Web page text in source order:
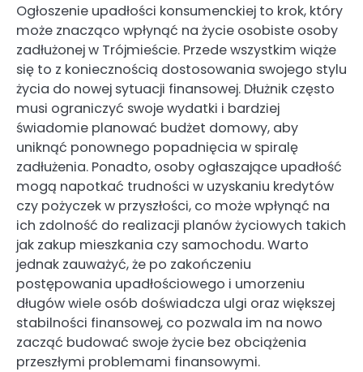
Ogłoszenie upadłości konsumenckiej to krok, który
może znacząco wpłynąć na życie osobiste osoby
zadłużonej w Trójmieście. Przede wszystkim wiąże
się to z koniecznością dostosowania swojego stylu
życia do nowej sytuacji finansowej. Dłużnik często
musi ograniczyć swoje wydatki i bardziej
świadomie planować budżet domowy, aby
uniknąć ponownego popadnięcia w spiralę
zadłużenia. Ponadto, osoby ogłaszające upadłość
mogą napotkać trudności w uzyskaniu kredytów
czy pożyczek w przyszłości, co może wpłynąć na
ich zdolność do realizacji planów życiowych takich
jak zakup mieszkania czy samochodu. Warto
jednak zauważyć, że po zakończeniu
postępowania upadłościowego i umorzeniu
długów wiele osób doświadcza ulgi oraz większej
stabilności finansowej, co pozwala im na nowo
zacząć budować swoje życie bez obciążenia
przeszłymi problemami finansowymi.